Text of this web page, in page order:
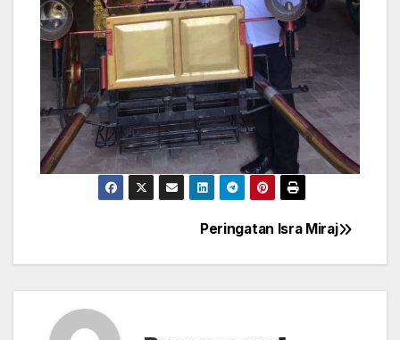
navigation
Peringatan Isra Miraj